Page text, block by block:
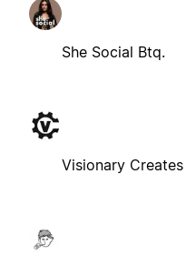
She Social Btq.
Visionary Creates